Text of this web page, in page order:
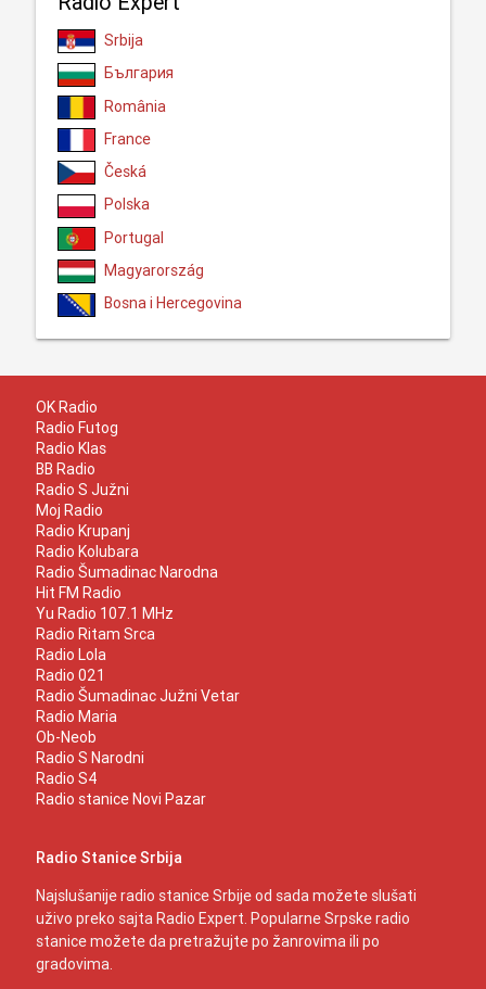
Srbija
България
România
France
Česká
Polska
Portugal
Magyarország
Bosna i Hercegovina
OK Radio
Radio Futog
Radio Klas
BB Radio
Radio S Južni
Moj Radio
Radio Krupanj
Radio Kolubara
Radio Šumadinac Narodna
Hit FM Radio
Yu Radio 107.1 MHz
Radio Ritam Srca
Radio Lola
Radio 021
Radio Šumadinac Južni Vetar
Radio Maria
Ob-Neob
Radio S Narodni
Radio S4
Radio stanice Novi Pazar
Radio Stanice Srbija
Najslušanije radio stanice Srbije od sada možete slušati
uživo preko sajta Radio Expert. Popularne Srpske radio
stanice možete da pretražujte po žanrovima ili po
gradovima.